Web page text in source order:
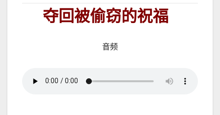
夺回被偷窃的祝福
音频